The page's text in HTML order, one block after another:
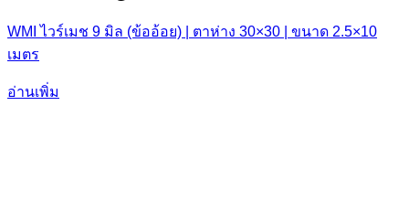
WMI ไวร์เมช 9 มิล (ข้ออ้อย) | ตาห่าง 30×30 | ขนาด 2.5×10
เมตร
อ่านเพิ่ม